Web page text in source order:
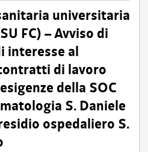
universitaria
FC) – Avviso di
interesse al
di lavoro
della SOC
S. Daniele
ospedaliero S.